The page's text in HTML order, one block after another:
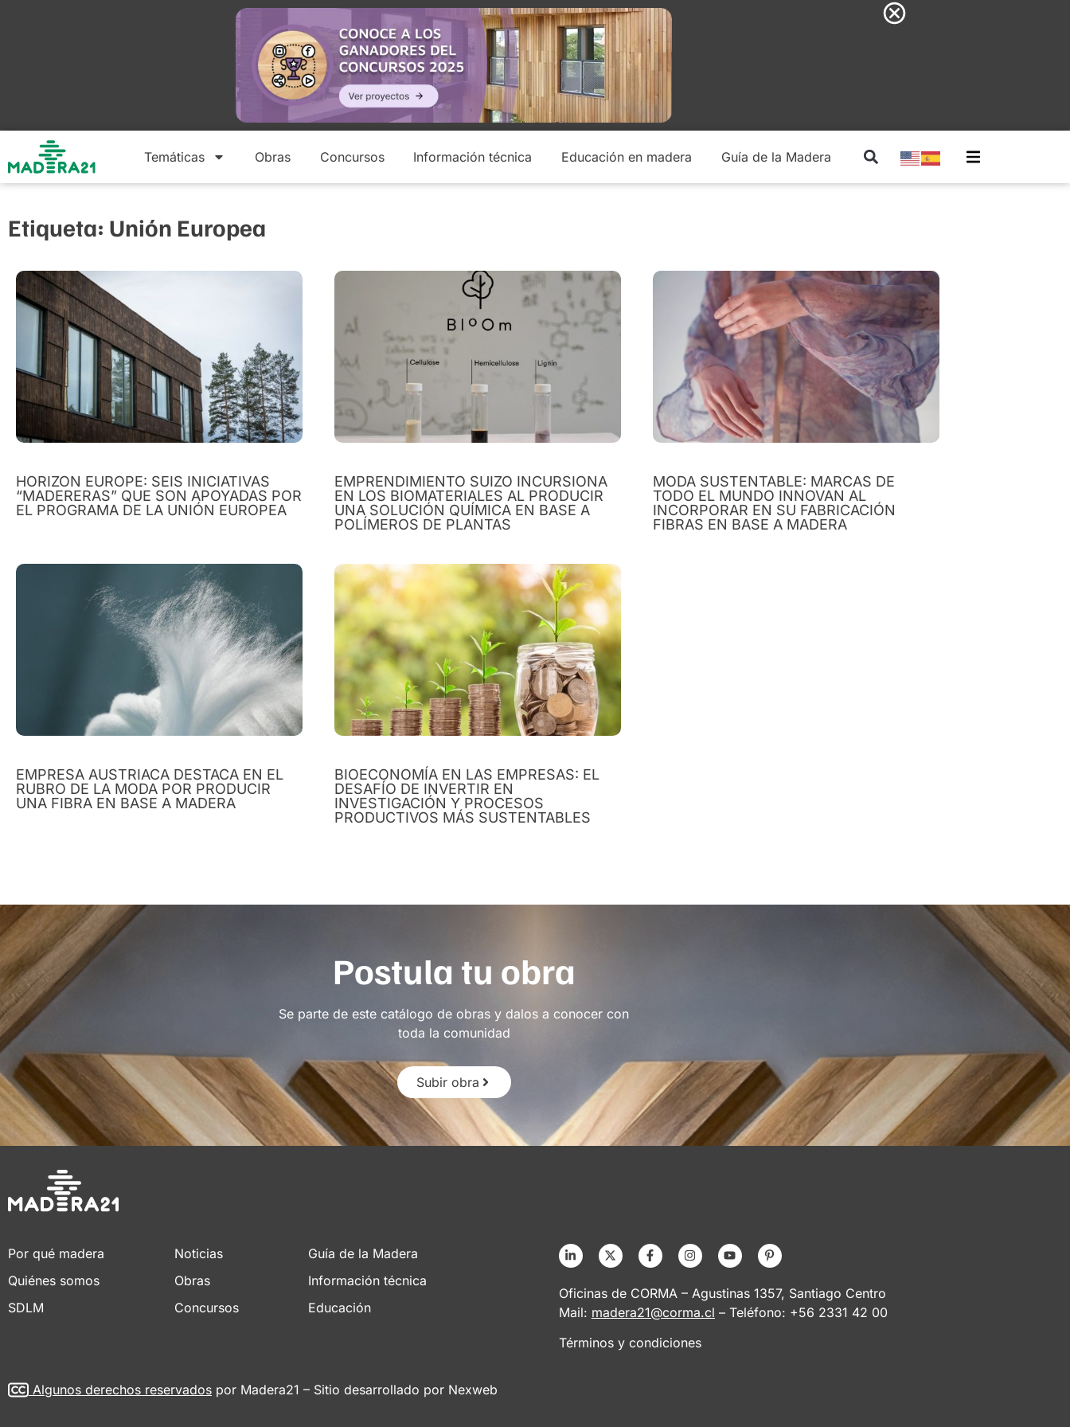
Temáticas Obras Concursos Información técnica Educación en madera Guía de la Madera
Etiqueta: Unión Europea
HORIZON EUROPE: SEIS INICIATIVAS
“MADERERAS” QUE SON APOYADAS POR
EL PROGRAMA DE LA UNIÓN EUROPEA
EMPRENDIMIENTO SUIZO INCURSIONA
EN LOS BIOMATERIALES AL PRODUCIR
UNA SOLUCIÓN QUÍMICA EN BASE A
POLÍMEROS DE PLANTAS
MODA SUSTENTABLE: MARCAS DE
TODO EL MUNDO INNOVAN AL
INCORPORAR EN SU FABRICACIÓN
FIBRAS EN BASE A MADERA
EMPRESA AUSTRIACA DESTACA EN EL
RUBRO DE LA MODA POR PRODUCIR
UNA FIBRA EN BASE A MADERA
BIOECONOMÍA EN LAS EMPRESAS: EL
DESAFÍO DE INVERTIR EN
INVESTIGACIÓN Y PROCESOS
PRODUCTIVOS MÁS SUSTENTABLES
Postula tu obra
Se parte de este catálogo de obras y dalos a conocer con
toda la comunidad
Subir obra
Por qué madera
Quiénes somos
SDLM
Noticias
Obras
Concursos
Guía de la Madera
Información técnica
Educación
Oficinas de CORMA – Agustinas 1357, Santiago Centro
Mail: madera21@corma.cl – Teléfono: +56 2331 42 00
Términos y condiciones
Algunos derechos reservados por Madera21 – Sitio desarrollado por Nexweb